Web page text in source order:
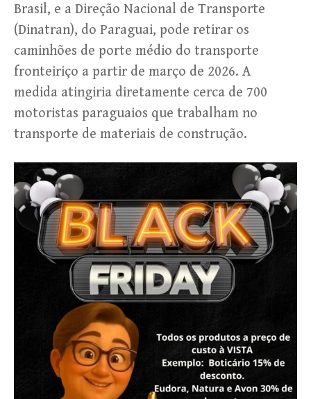
Brasil, e a Direção Nacional de Transporte
(Dinatran), do Paraguai, pode retirar os
caminhões de porte médio do transporte
fronteiriço a partir de março de 2026. A
medida atingiria diretamente cerca de 700
motoristas paraguaios que trabalham no
transporte de materiais de construção.